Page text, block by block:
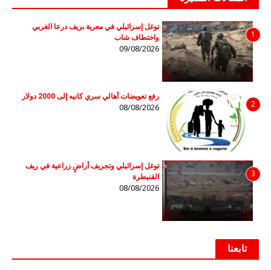
1
توغل إسرائيلي في معرية بريف درعا الغربي
واختطاف شاب
09/08/2026
2
رفع تعويضات أهالي سري كانيه إلى 2000 دولار
08/08/2026
3
توغل إسرائيلي وتجريف أراضٍ زراعية في ريف
القنيطرة
08/08/2026
تابعنا